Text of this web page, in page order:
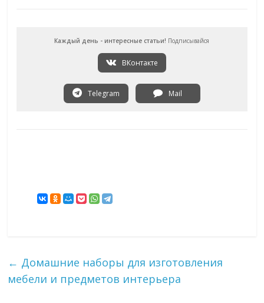
Каждый день - интересные статьи! Подписывайся
ВКонтакте
Telegram Mail
← Домашние наборы для изготовления
мебели и предметов интерьера